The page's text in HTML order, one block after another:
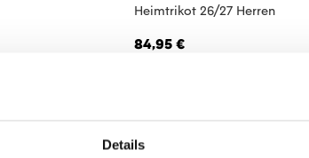
Details
Heimtrikot 26/27 Herren
84,95 €